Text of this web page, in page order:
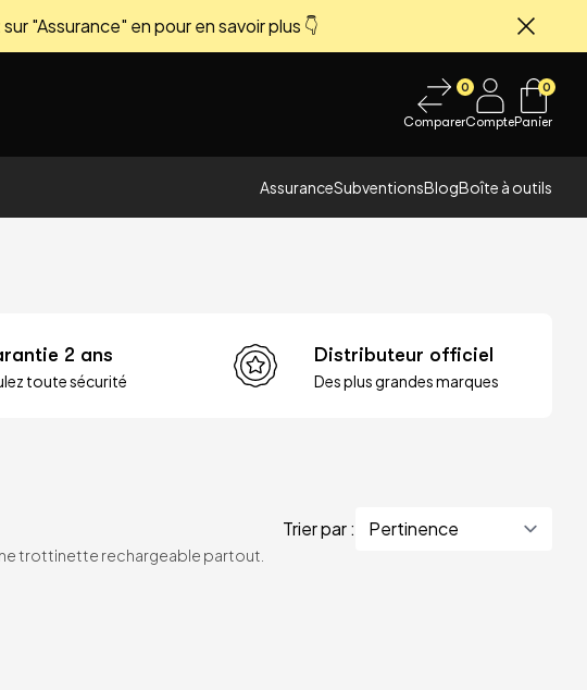
"Assurance" en pour en savoir plus 👇
0
ComparerCompte
0
Panier
AssuranceSubventionsBlogBoîte à outils
2 ans
toute sécurité
Distributeur officiel
Des plus grandes marques
trottinette rechargeable partout.
Trier par :